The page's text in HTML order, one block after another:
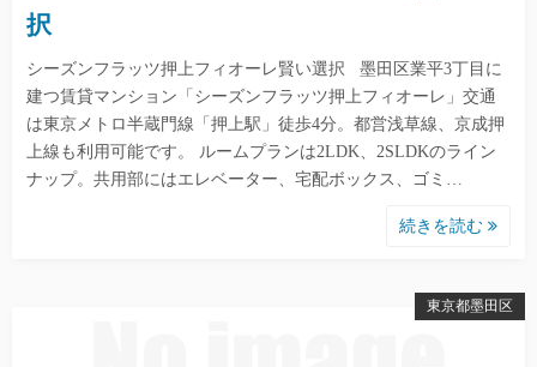
択
シーズンフラッツ押上フィオーレ賢い選択 墨田区業平3丁目に
建つ賃貸マンション「シーズンフラッツ押上フィオーレ」交通
は東京メトロ半蔵門線「押上駅」徒歩4分。都営浅草線、京成押
上線も利用可能です。 ルームプランは2LDK、2SLDKのライン
ナップ。共用部にはエレベーター、宅配ボックス、ゴミ…
続きを読む
東京都墨田区